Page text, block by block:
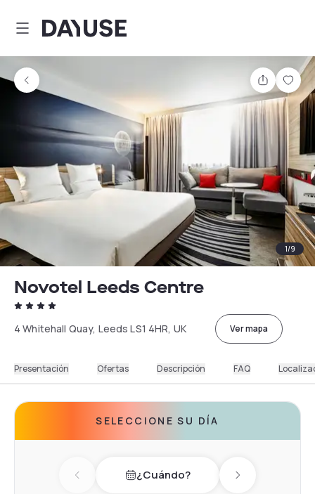
Dayuse
1/9
Novotel Leeds Centre
4 Whitehall Quay, Leeds LS1 4HR, UK Ver mapa
Presentación Ofertas Descripción FAQ
SELECCIONE SU DÍA
Previous day¿Cuándo? Next day